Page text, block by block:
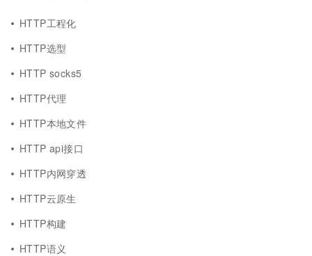
HTTP工程化
HTTP选型
HTTP socks5
HTTP代理
HTTP本地文件
HTTP api接口
HTTP内网穿透
HTTP云原生
HTTP构建
HTTP语义